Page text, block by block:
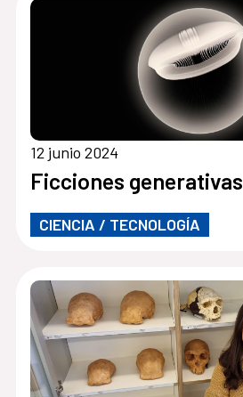
12 junio 2024
Ficciones generativas
CIENCIA / TECNOLOGÍA